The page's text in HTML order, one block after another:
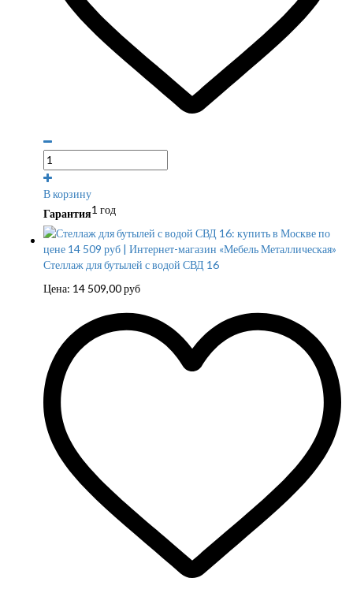
В корзину
Гарантия1 год
Стеллаж для бутылей с водой СВД 16
Цена: 14 509,00руб